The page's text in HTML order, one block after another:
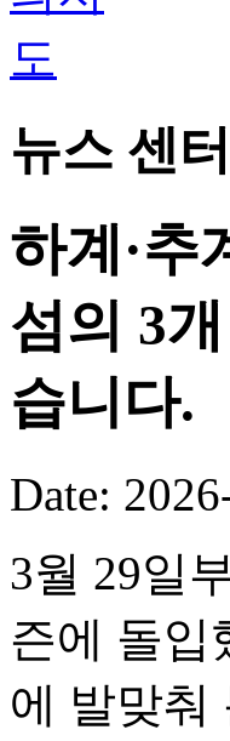
뉴스 센터
하계·추
섬의 3
습니다.
Date:
3월 29일
즌에 돌입
에 발맞춰